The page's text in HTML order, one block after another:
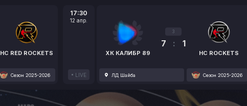
HC RED ROCKETS
Сезон 2025-2026
17:30
12 апр.
LIVE
ХК КАЛИБР 89
3
7 : 1
HC ROCKETS
ЛД Шайба Сезон 2025-2026